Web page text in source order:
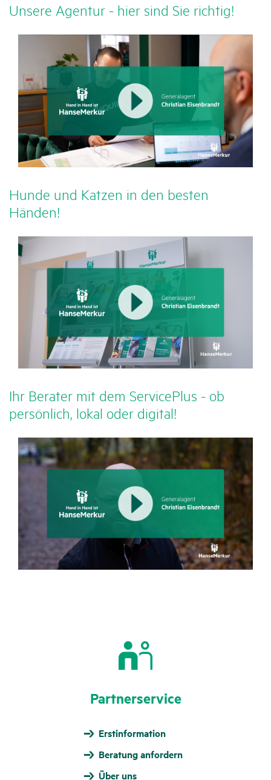
Unsere Agentur - hier sind Sie richtig!
Hunde und Katzen in den besten
Händen!
Ihr Berater mit dem ServicePlus - ob
persön­lich, lokal oder digital!
Part­ner­ser­vice
Erstinformation
Beratung anfordern
Über uns